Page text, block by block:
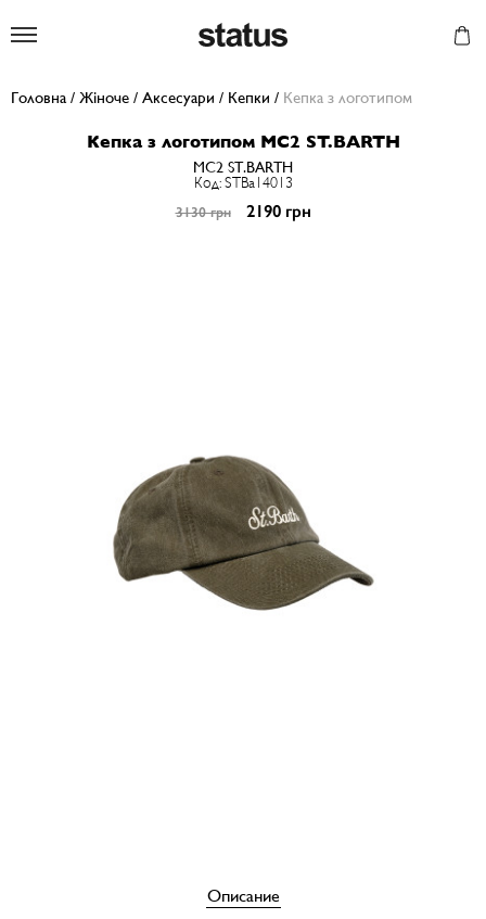
Головна / Жіноче / Аксесуари / Кепки / Кепка з логотипом
Кепка з логотипом MC2 ST.BARTH
MC2 ST.BARTH
Код: STBa14013
3130 грн 2190 грн
Описание